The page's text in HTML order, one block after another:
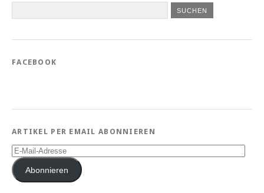
FACEBOOK
ARTIKEL PER EMAIL ABONNIEREN
E-
Mail-
AdresseAbonnieren